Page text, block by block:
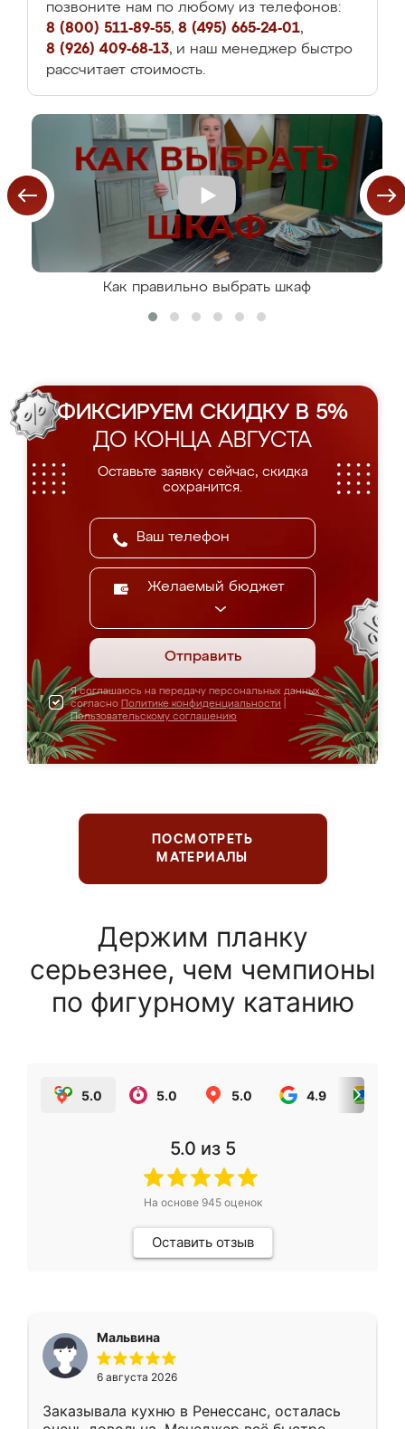
позвоните нам по любому из телефонов:
8 (800) 511-89-55, 8 (495) 665-24-01,
8 (926) 409-68-13, и наш менеджер быстро
рассчитает стоимость.
Как правильно выбрать шкаф
ФИКСИРУЕМ СКИДКУ В 5%
ДО КОНЦА АВГУСТА
Оставьте заявку сейчас, скидка
сохранится.
Желаемый бюджет
Отправить
Я соглашаюсь на передачу персональных данных
согласно Политике конфиденциальности
Пользовательскому соглашению
ПОСМОТРЕТЬ
МАТЕРИАЛЫ
Держим планку
серьезнее, чем чемпионы
по фигурному катанию
5.0 5.0 5.0 4.9
5.0 из 5
На основе 945оценок
Оставить отзыв
Мальвина
6 августа 2026
Заказывала кухню в Ренессанс, осталась